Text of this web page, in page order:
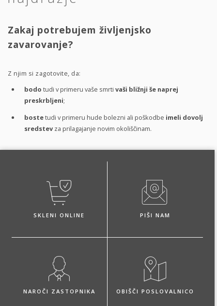
Zakaj potrebujem življenjsko
zavarovanje?
Z njim si zagotovite, da:
bodo tudi v primeru vaše smrti vaši bližnji še naprej
preskrbljeni;
bostetudi v primeru hude bolezni ali poškodbe imeli dovolj
sredstev za prilagajanje novim okoliščinam.
SKLENI ONLINE PIŠI NAM
NAROČI ZASTOPNIKA OBIŠČI POSLOVALNICO